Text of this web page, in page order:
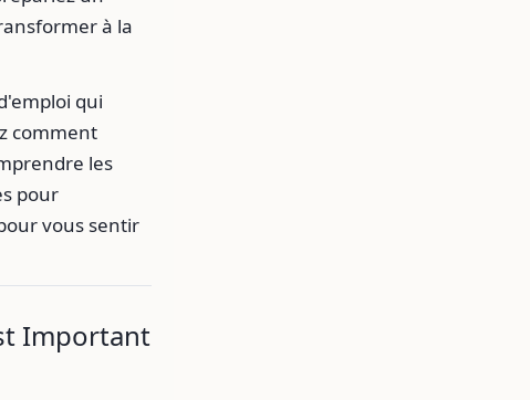
à la
qui
comment
les
pour
vous sentir
Important